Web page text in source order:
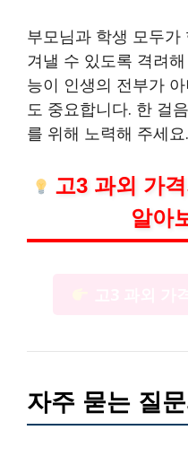
부모님과 학생 모두가
겨낼 수 있도록 격려
능이 인생의 전부가
도 중요합니다. 한 걸
를 위해 노력해 주세요.
고3 과외 가
알아
자주 묻는 질